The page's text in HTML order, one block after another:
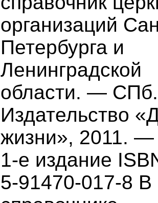
организаций
Петербурга и
Ленинградской
области. —
Издательство
жизни», 2011. —
1-е издание
5-91470-017-8 В